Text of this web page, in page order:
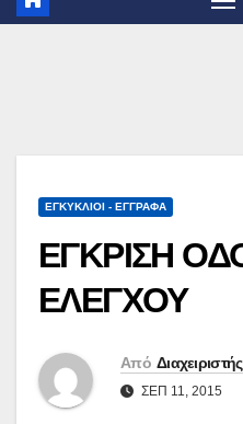
ΕΓΚΎΚΛΙΟΙ - ΈΓΓΡΑΦΑ
ΕΓΚΡΙΣΗ
ΕΛΕΓΧΟΥ
Από Διαχειριστής
ΣΕΠ 11, 2015